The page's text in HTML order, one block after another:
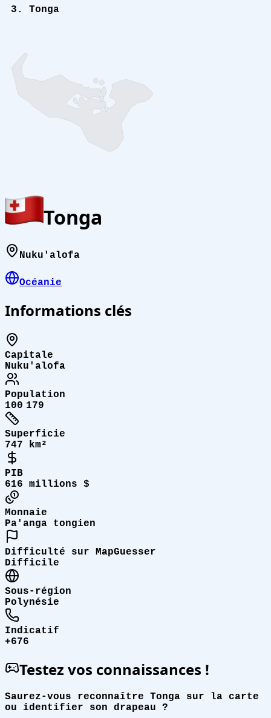
Tonga
Tonga
Nuku'alofa
Océanie
Informations clés
Capitale
Nuku'alofa
Population
100 179
Superficie
747 km²
PIB
616 millions $
Monnaie
Pa'anga tongien
Difficulté sur MapGuesser
Difficile
Sous-région
Polynésie
Indicatif
+676
Testez vos connaissances !
Saurez-vous reconnaître Tonga sur la carte
ou identifier son drapeau ?